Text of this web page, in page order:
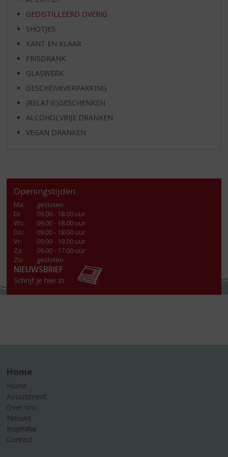
GEDISTILLEERD OVERIG
SHOTJES
KANT EN KLAAR
FRISDRANK
GLASWERK
GESCHENKVERPAKKING
(RELATIE)GESCHENKEN
ALCOHOLVRIJE DRANKEN
VEGAN DRANKEN
Openingstijden
Ma:
gesloten
Di:
09.00 - 18.00 uur
Wo:
09.00 - 18.00 uur
Do:
09.00 - 18.00 uur
Vr:
09.00 - 19.00 uur
Za:
09.00 - 17.00 uur
Zo:
gesloten
NIEUWSBRIEF
Schrijf je hier in
Home
Home
Assortiment
Over ons
Nieuws
Inspiratie
Contact